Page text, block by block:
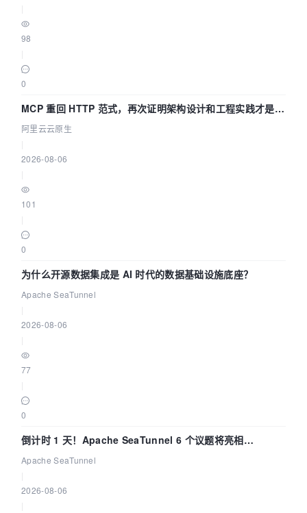
98
0
MCP 重回 HTTP 范式，再次证明架构设计和工程实践才是稀
缺资源
阿里云云原生
2026-08-06
101
0
为什么开源数据集成是 AI 时代的数据基础设施底座？
Apache SeaTunnel
2026-08-06
77
0
倒计时 1 天！Apache SeaTunnel 6 个议题将亮相
Community Over Code Asia 2026
Apache SeaTunnel
2026-08-06